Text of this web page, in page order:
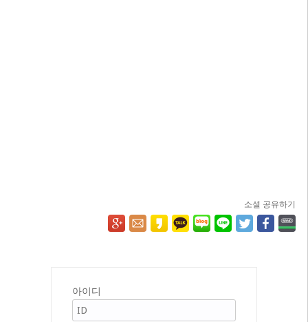
소셜 공유하기
아이디